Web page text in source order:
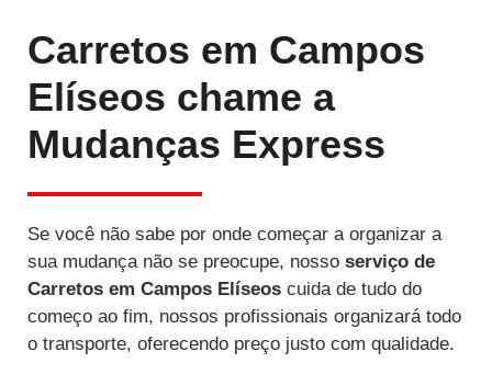
Carretos em Campos
Elíseos chame a
Mudanças Express
Se você não sabe por onde começar a organizar a
sua mudança não se preocupe, nosso serviço de
Carretos em Campos Elíseos cuida de tudo do
começo ao fim, nossos profissionais organizará todo
o transporte, oferecendo preço justo com qualidade.